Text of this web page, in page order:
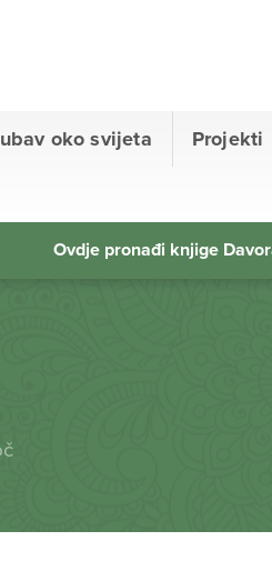
oko svijeta Projekti
Ovdje pronađi knjige